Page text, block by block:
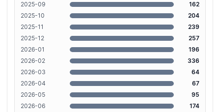
2025-09
162
2025-10
204
2025-11
239
2025-12
257
2026-01
196
2026-02
336
2026-03
64
2026-04
67
2026-05
95
2026-06
174